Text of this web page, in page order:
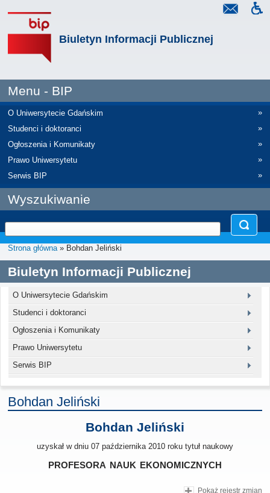
Biuletyn Informacji Publicznej
Menu - BIP
O Uniwersytecie Gdańskim
»
Studenci i doktoranci
»
Ogłoszenia i Komunikaty
»
Prawo Uniwersytetu
»
Serwis BIP
»
Wyszukiwanie
Strona główna» Bohdan Jeliński
Biuletyn Informacji Publicznej
O Uniwersytecie Gdańskim
Studenci i doktoranci
Ogłoszenia i Komunikaty
Prawo Uniwersytetu
Serwis BIP
Bohdan Jeliński
Bohdan Jeliński
uzyskał w dniu 07 października 2010 roku tytuł naukowy
profesora nauk ekonomicznych
Pokaż rejestr zmian